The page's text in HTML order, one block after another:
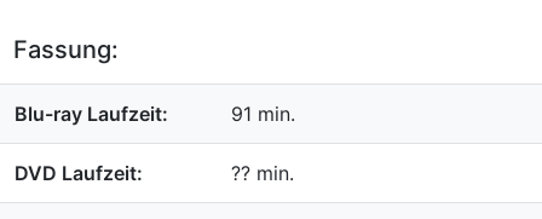
Fassung:
Blu-ray Laufzeit: 91 min.
DVD Laufzeit: ?? min.